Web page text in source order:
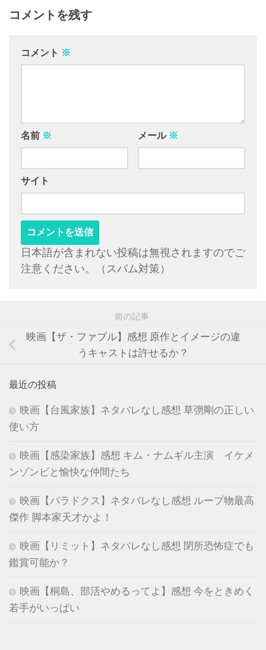
コメントを残す
コメント ※
名前 ※ メール ※
サイト
日本語が含まれない投稿は無視されますのでご
注意ください。（スパム対策）
前の記事
映画【ザ・ファブル】感想 原作とイメージの違
うキャストは許せるか？
最近の投稿
映画【台風家族】ネタバレなし感想 草彅剛の正しい
使い方
映画【感染家族】感想 キム・ナムギル主演 イケメ
ンゾンビと愉快な仲間たち
映画【パラドクス】ネタバレなし感想 ループ物最高
傑作 脚本家天才かよ！
映画【リミット】ネタバレなし感想 閉所恐怖症でも
鑑賞可能か？
映画【桐島、部活やめるってよ】感想 今をときめく
若手がいっぱい